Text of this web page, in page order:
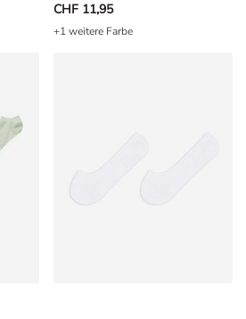
CHF 11,95
+1 weitere Farbe